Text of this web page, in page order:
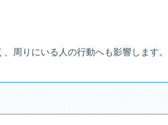
周りにいる人の行動へも影響します。